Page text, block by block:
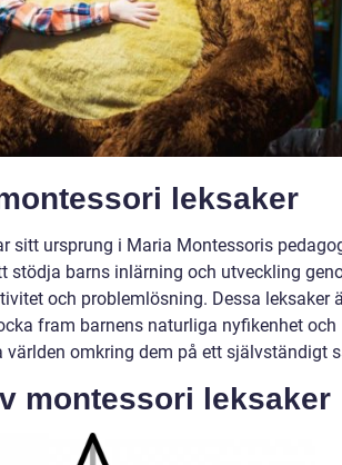
leksaker
sitt ursprung i Maria Montessoris
stödja barns inlärning och utveckling
och problemlösning. Dessa leksaker
fram barnens naturliga nyfikenhet och
omkring dem på ett självständigt
montessori leksaker